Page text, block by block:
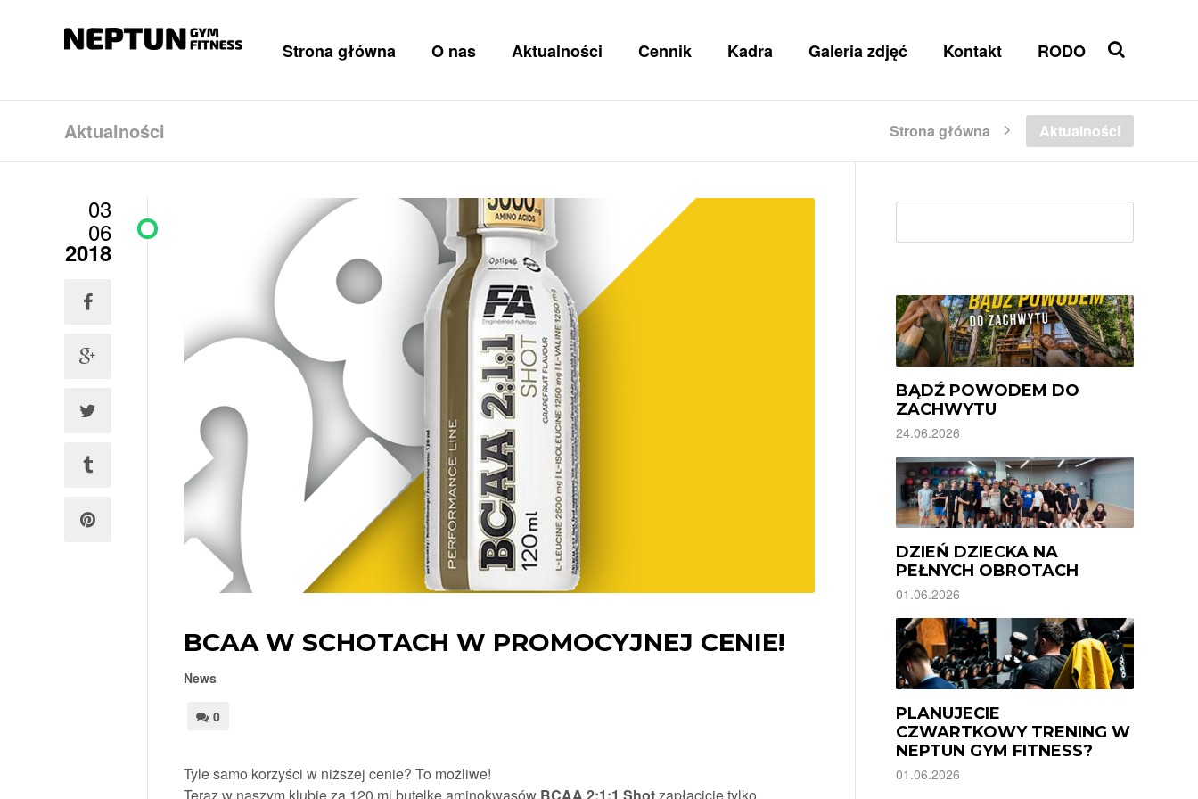
Strona główna O nas Aktualności Cennik Kadra Galeria zdjęć Kontakt RODO
Aktualności Strona główna Aktualności
03
06
2018
BCAA W SCHOTACH W PROMOCYJNEJ CENIE!
News
0
Tyle samo korzyści w niższej cenie? To możliwe!
Teraz w naszym klubie za 120 ml butelkę aminokwasów BCAA 2:1:1 Shotzapłacicie tylko
BĄDŹ POWODEM DO
ZACHWYTU
24.06.2026
DZIEŃ DZIECKA NA
PEŁNYCH OBROTACH
01.06.2026
PLANUJECIE
CZWARTKOWY TRENING W
NEPTUN GYM FITNESS?
01.06.2026